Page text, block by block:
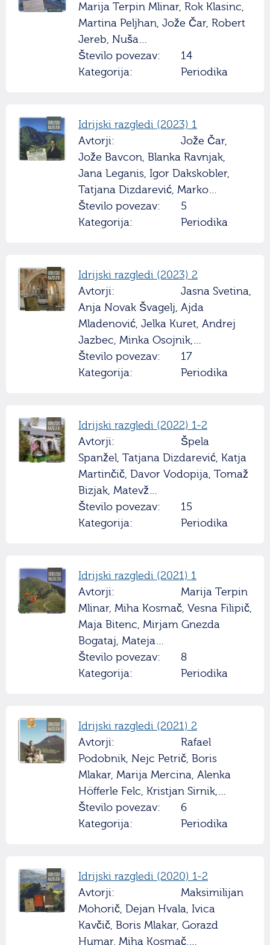
Marija Terpin Mlinar, Rok Klasinc,
Martina Peljhan, Jože Čar, Robert
Jereb, Nuša…
Število povezav:
14
Kategorija:
Periodika
Idrijski razgledi (2023) 1
Avtorji:
Jože Čar,
Jože Bavcon, Blanka Ravnjak,
Jana Leganis, Igor Dakskobler,
Tatjana Dizdarević, Marko…
Število povezav:
5
Kategorija:
Periodika
Idrijski razgledi (2023) 2
Avtorji:
Jasna Svetina,
Anja Novak Švagelj, Ajda
Mladenović, Jelka Kuret, Andrej
Jazbec, Minka Osojnik,…
Število povezav:
17
Kategorija:
Periodika
Idrijski razgledi (2022) 1-2
Avtorji:
Špela
Spanžel, Tatjana Dizdarević, Katja
Martinčič, Davor Vodopija, Tomaž
Bizjak, Matevž…
Število povezav:
15
Kategorija:
Periodika
Idrijski razgledi (2021) 1
Avtorji:
Marija Terpin
Mlinar, Miha Kosmač, Vesna Filipič,
Maja Bitenc, Mirjam Gnezda
Bogataj, Mateja…
Število povezav:
8
Kategorija:
Periodika
Idrijski razgledi (2021) 2
Avtorji:
Rafael
Podobnik, Nejc Petrič, Boris
Mlakar, Marija Mercina, Alenka
Höfferle Felc, Kristjan Sirnik,…
Število povezav:
6
Kategorija:
Periodika
Idrijski razgledi (2020) 1-2
Avtorji:
Maksimilijan
Mohorič, Dejan Hvala, Ivica
Kavčič, Boris Mlakar, Gorazd
Humar, Miha Kosmač,…